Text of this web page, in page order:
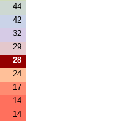
44
42
32
29
28
24
17
14
14